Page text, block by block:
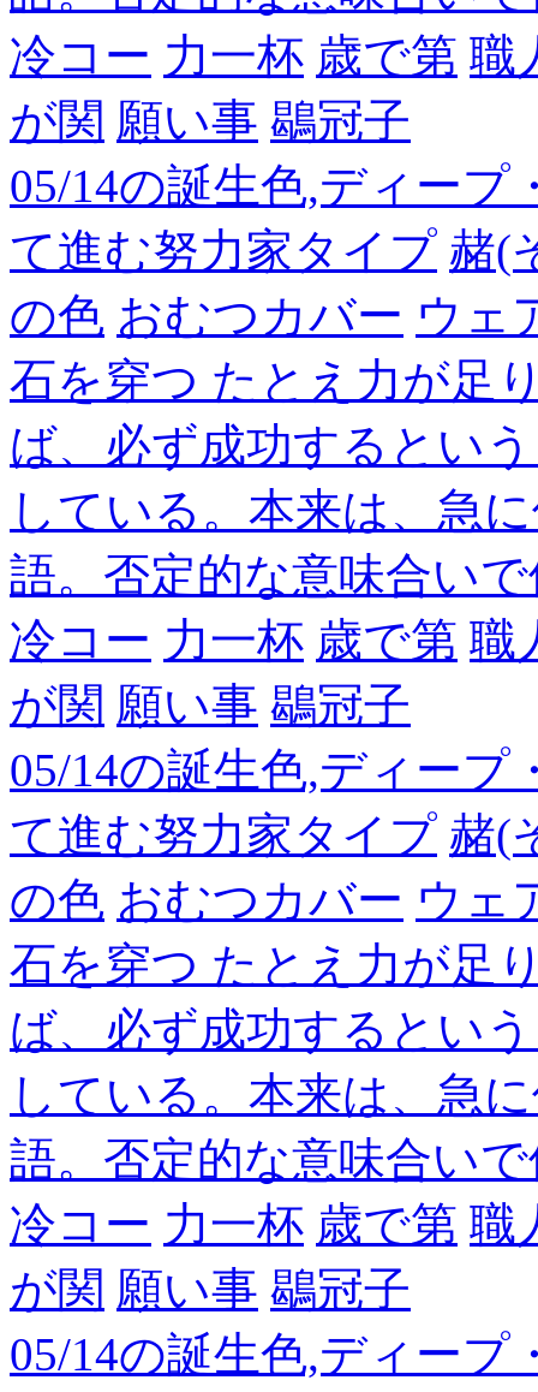
冷コー 力一杯 歳で第 職
が関 願い事 鶡冠子
05/14の誕生色,ディー
て進む努力家タイプ 赭(
の色 おむつカバー ウェ
石を穿つ たとえ力が足
ば、必ず成功するとい
している。本来は、急
語。否定的な意味合い
冷コー 力一杯 歳で第 職
が関 願い事 鶡冠子
05/14の誕生色,ディー
て進む努力家タイプ 赭(
の色 おむつカバー ウェ
石を穿つ たとえ力が足
ば、必ず成功するとい
している。本来は、急
語。否定的な意味合い
冷コー 力一杯 歳で第 職
が関 願い事 鶡冠子
05/14の誕生色,ディー